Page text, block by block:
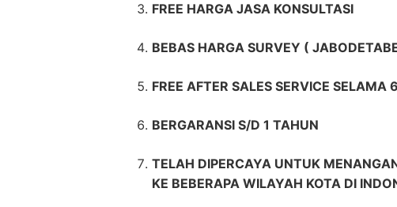
FREE HARGA JASA KONSULTASI
BEBAS HARGA SURVEY (
FREE AFTER SALES SERVICE SELAMA
BERGARANSI S/D 1 TAHUN
TELAH DIPERCAYA UNTUK
KE BEBERAPA WILAYAH KOTA DI